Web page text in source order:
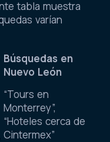
tabla muestra
varían
Búsquedas en
Nuevo León
“Tours en
Monterrey”,
“Hoteles cerca de
Cintermex”